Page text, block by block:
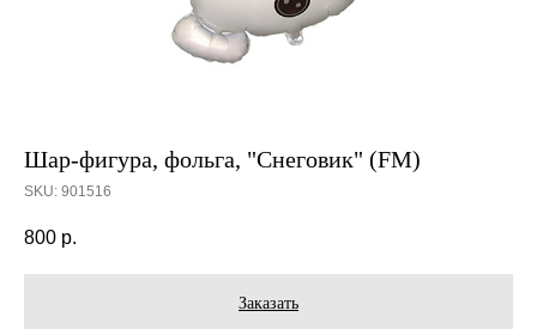
Шар-фигура, фольга, "Снеговик" (FM)
SKU: 901516
800 р.
Заказать